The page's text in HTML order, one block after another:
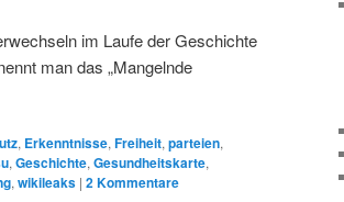
im Laufe der Geschichte
man das „Mangelnde
, Erkenntnisse,Freiheit,parteien,
,Geschichte,Gesundheitskarte,
,wikileaks | 2Kommentare